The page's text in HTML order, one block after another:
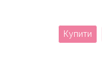
Купити